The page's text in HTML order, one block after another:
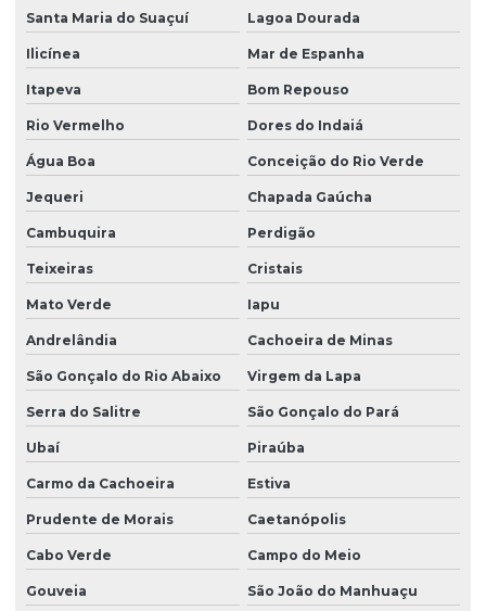
Santa Maria do Suaçuí Lagoa Dourada
Ilicínea Mar de Espanha
Itapeva Bom Repouso
Rio Vermelho Dores do Indaiá
Água Boa Conceição do Rio Verde
Jequeri Chapada Gaúcha
Cambuquira Perdigão
Teixeiras Cristais
Mato Verde Iapu
Andrelândia Cachoeira de Minas
São Gonçalo do Rio Abaixo Virgem da Lapa
Serra do Salitre São Gonçalo do Pará
Ubaí Piraúba
Carmo da Cachoeira Estiva
Prudente de Morais Caetanópolis
Cabo Verde Campo do Meio
Gouveia São João do Manhuaçu